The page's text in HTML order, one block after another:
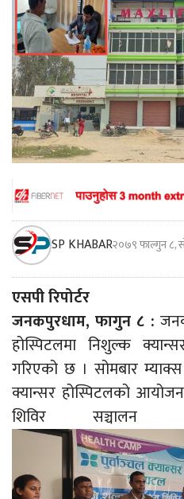
SP KHABAR२०७९ फाल्गुन ८,
एसपी रिपोर्टर
जनकपुरधाम, फागुन ८ :
होस्पिटलमा निशुल्क
गरिएको छ । सोमबार
क्यान्सर होस्पिटलको
शिविर